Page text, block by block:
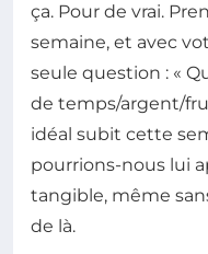
ça. Pour de vrai.
semaine, et avec
seule question : «
de temps/argent/
idéal subit cette
pourrions-nous lui
tangible, même
de là.